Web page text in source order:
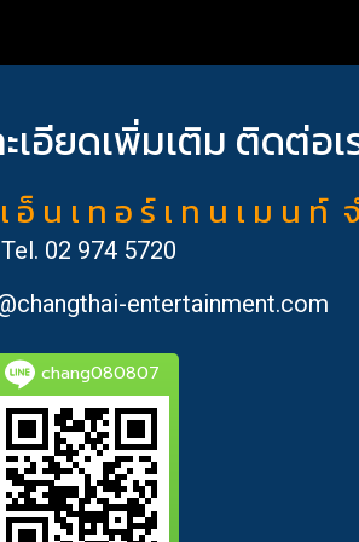
เอียดเพิ่มเติม ติดต่อเ
น เ ท อ ร์ เ ท น เ ม น ท์
Tel. 02 974 5720
entertainment.com
chang080807